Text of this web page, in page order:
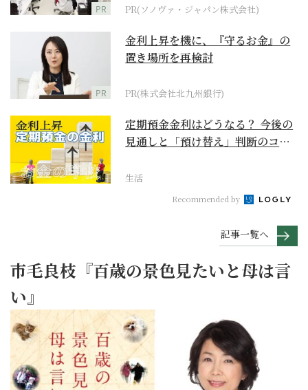
PR PR(ソノヴァ・ジャパン株式会社)
PR
金利上昇を機に、『守るお金』の
置き場所を再検討
PR(株式会社北九州銀行)
定期預金金利はどうなる？ 今後の
見通しと「預け替え」判断のコツ
生活
Recommended by
記事一覧へ
市毛良枝『百歳の景色見たいと母は言
い』